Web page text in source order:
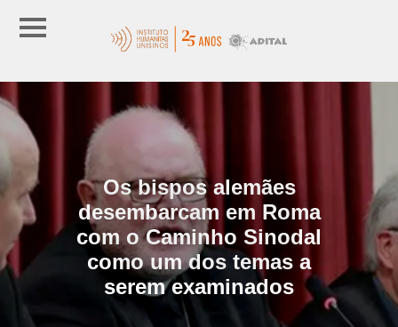
Os bispos alemães
desembarcam em Roma
com o Caminho Sinodal
como um dos temas a
serem examinados